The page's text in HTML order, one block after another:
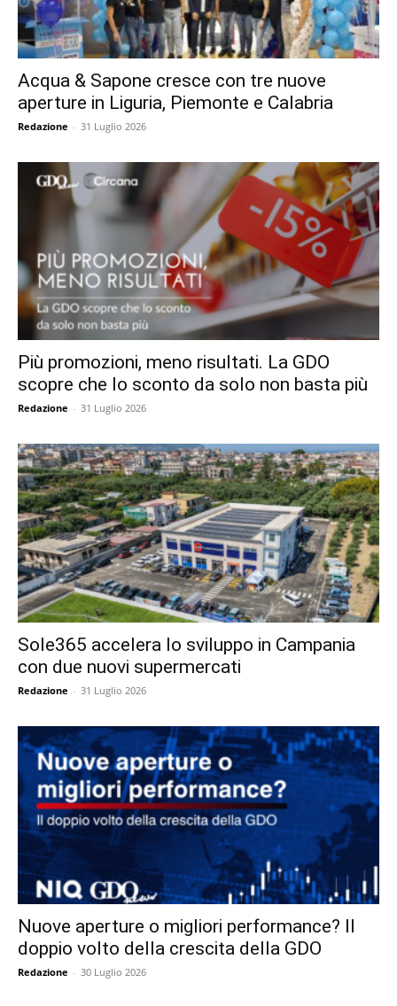
Acqua & Sapone cresce con tre nuove
aperture in Liguria, Piemonte e Calabria
Redazione - 31 Luglio 2026
Più promozioni, meno risultati. La GDO
scopre che lo sconto da solo non basta più
Redazione - 31 Luglio 2026
Sole365 accelera lo sviluppo in Campania
con due nuovi supermercati
Redazione - 31 Luglio 2026
Nuove aperture o migliori performance? Il
doppio volto della crescita della GDO
Redazione - 30 Luglio 2026